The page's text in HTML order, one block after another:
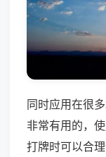
同时应用在很
非常有用的，
打牌时可以合